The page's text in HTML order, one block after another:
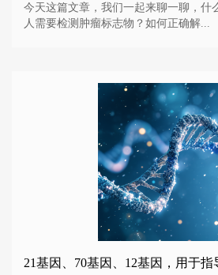
今天这篇文章，我们一起来聊一聊，什
人需要检测肿瘤标志物？如何正确解...